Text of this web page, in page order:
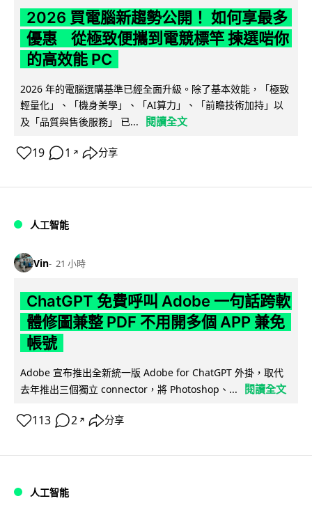
2026 買電腦新趨勢公開！ 如何享最多
優惠 從極致便攜到電競標竿 揀選啱你
的高效能 PC
2026 年的電腦選購基準已經全面升級。除了基本效能，「極致
輕量化」、「機身美學」、「AI算力」、「前瞻技術加持」以
及「品質與售後服務」 已...
閱讀全文
19 1 ↗ 分享
人工智能
Vin 21 小時
ChatGPT 免費呼叫 Adobe 一句話跨軟
體修圖兼整 PDF 不用開多個 APP 兼免
帳號
Adobe 宣布推出全新統一版 Adobe for ChatGPT 外掛，取代
去年推出三個獨立 connector，將 Photoshop、...
閱讀全文
113 2 ↗ 分享
人工智能